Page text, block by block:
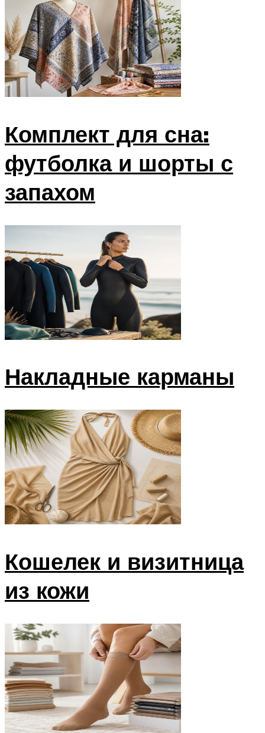
Комплект для сна:
футболка и шорты с
запахом
Накладные карманы
Кошелек и визитница
из кожи